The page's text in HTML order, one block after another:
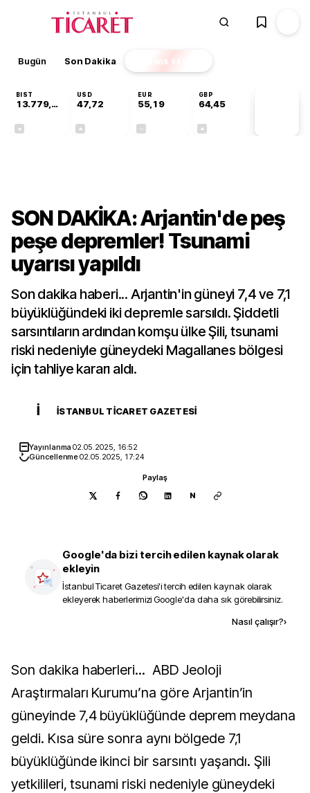
Bugün Son Dakika Finans EKSTRA
BIST
13.779,39
USD
47,72
EUR
55,19
GBP
64,45
SON DAKİKA: Arjantin'de peş
peşe depremler! Tsunami
uyarısı yapıldı
Son dakika haberi... Arjantin'in güneyi 7,4 ve 7,1
büyüklüğündeki iki depremle sarsıldı. Şiddetli
sarsıntıların ardından komşu ülke Şili, tsunami
riski nedeniyle güneydeki Magallanes bölgesi
için tahliye kararı aldı.
İ İSTANBUL TICARET GAZETESI
Yayınlanma02.05.2025, 16:52
Güncellenme02.05.2025, 17:24
Paylaş
N
Google'da bizi tercih edilen kaynak olarak
ekleyin
İstanbul Ticaret Gazetesi'i tercih edilen kaynak olarak
ekleyerek haberlerimizi Google'da daha sık görebilirsiniz.
Nasıl çalışır?›
Son dakika haberleri... ABD Jeoloji
Araştırmaları Kurumu’na göre Arjantin’in
güneyinde 7,4 büyüklüğünde deprem meydana
geldi. Kısa süre sonra aynı bölgede 7,1
büyüklüğünde ikinci bir sarsıntı yaşandı. Şili
yetkilileri, tsunami riski nedeniyle güneydeki